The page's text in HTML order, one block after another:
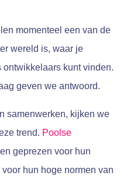
momenteel een van de
wereld is, waar je
kunt vinden.
geven we antwoord.
samenwerken, kijken we
trend. Poolse
geprezen voor hun
hun hoge normen van